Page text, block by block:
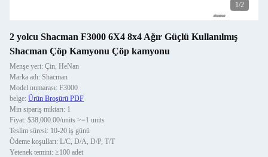
1/2
2 yolcu Shacman F3000 6X4 8x4 Ağır Güçlü Kullanılmış
Shacman Çöp Kamyonu Çöp kamyonu
Menşe yeri: Çin, HeNan
Marka adı: Shacman
Model numarası: F3000
belge: Ürün Broşürü PDF
Min sipariş miktarı: 1
Fiyat: $38,000.00/units >=1 units
Teslim süresi: 10-20 iş günü
Ödeme koşulları: L/C, D/A, D/P, T/T
Yetenek temini: ≥100 adet